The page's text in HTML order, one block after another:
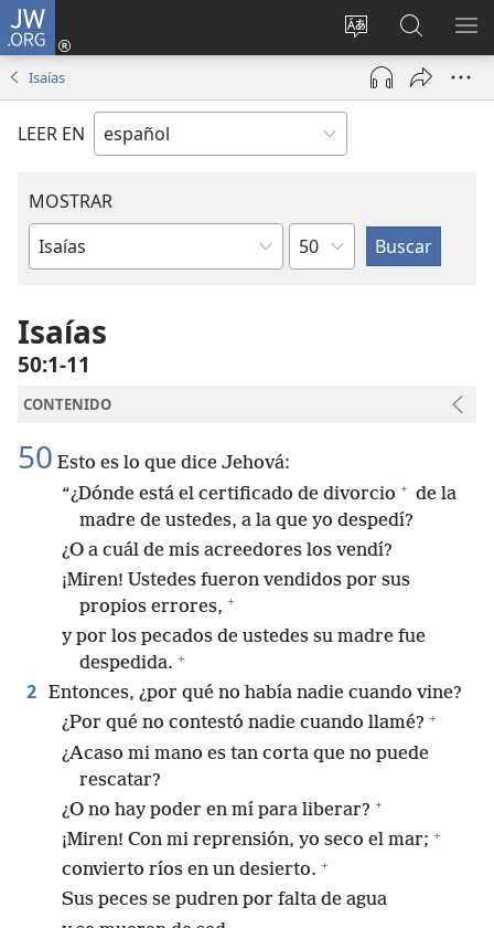
JW.ORG
Cambiar
idioma
del sitio
Iniciar
sesión
(abre
nueva
en
jw.org
Isaías
LEER EN
MOSTRAR
Libro
Biblia
Capítulo
Isaías
50:1-11
CONTENIDO
50 Esto es lo que dice Jehová:
“¿Dónde está el certificado de divorcio + de la
madre de ustedes, a la que yo despedí?
¿O a cuál de mis acreedores los vendí?
¡Miren! Ustedes fueron vendidos por sus
propios errores, +
y por los pecados de ustedes su madre fue
despedida. +
2 Entonces, ¿por qué no había nadie cuando vine?
¿Por qué no contestó nadie cuando llamé? +
¿Acaso mi mano es tan corta que no puede
rescatar?
¿O no hay poder en mí para liberar? +
¡Miren! Con mi reprensión, yo seco el mar; +
convierto ríos en un desierto. +
Sus peces se pudren por falta de agua